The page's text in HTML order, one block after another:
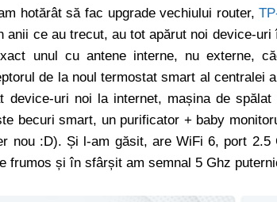
hotărât să fac upgrade vechiului router,
anii ce au trecut, au tot apărut noi device-
unul cu antene interne, nu externe,
de la noul termostat smart al centralei
device-uri noi la internet, mașina de
becuri smart, un purificator + baby
nou :D). Și l-am găsit, are WiFi 6, port
frumos și în sfârșit am semnal 5 Ghz